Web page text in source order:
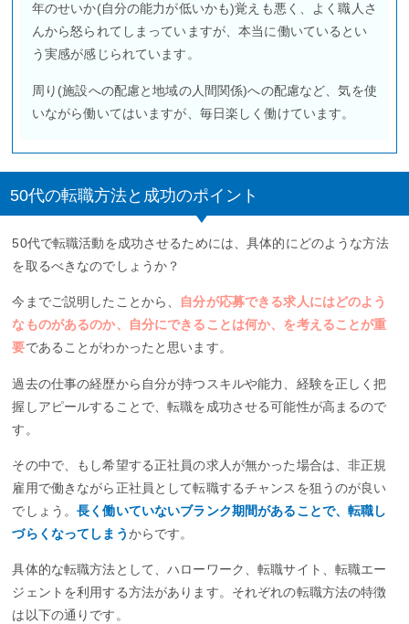
年のせいか(自分の能力が低いかも)覚えも悪く、よく職人さ
んから怒られてしまっていますが、本当に働いているとい
う実感が感じられています。
周り(施設への配慮と地域の人間関係)への配慮など、気を使
いながら働いてはいますが、毎日楽しく働けています。
50代の転職方法と成功のポイント
50代で転職活動を成功させるためには、具体的にどのような方法
を取るべきなのでしょうか？
今までご説明したことから、
自分が応募できる求人にはどのよう
なものがあるのか、自分にできることは何か、を考えることが重
要であることがわかったと思います。
過去の仕事の経歴から自分が持つスキルや能力、経験を正しく把
握しアピールすることで、転職を成功させる可能性が高まるので
す。
その中で、もし希望する正社員の求人が無かった場合は、非正規
雇用で働きながら正社員として転職するチャンスを狙うのが良い
でしょう。長く働いていないブランク期間があることで、転職し
づらくなってしまうからです。
具体的な転職方法として、ハローワーク、転職サイト、転職エー
ジェントを利用する方法があります。それぞれの転職方法の特徴
は以下の通りです。